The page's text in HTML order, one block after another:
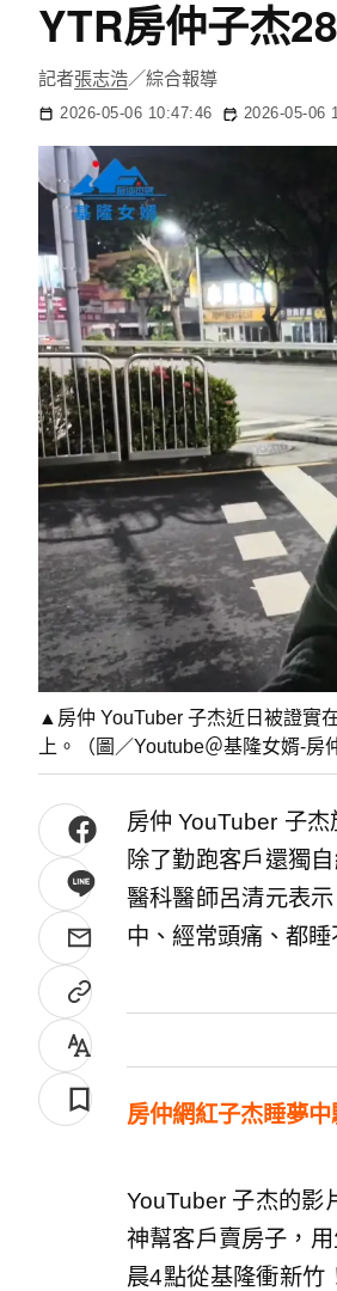
YTR房仲子杰
記者張志浩／綜合報導
2026-05-06 10:47:46 2026-05-06
▲房仲 YouTuber 子杰近日被證實
上。（圖／Youtube＠基隆女婿-房
房仲 YouTuber 子
除了勤跑客戶還獨
醫科醫師呂清元表
中、經常頭痛、都
房仲網紅子杰睡夢
YouTuber 子杰的影
神幫客戶賣房子，
晨4點從基隆衝新竹